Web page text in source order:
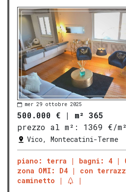
mer 29 ottobre 2025
500.000 € | m² 365
prezzo al m²:
1369 €/
Vico, Montecatini-Terme
piano: terra bagni: 4
zona OMI: D4
con
caminetto